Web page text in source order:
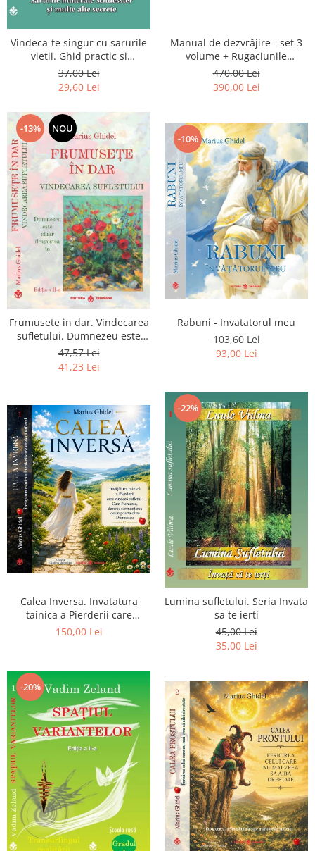
Vindeca-te singur cu sarurile
vietii. Ghid practic si
informativ. Sarurile minerale
Schuessler si multe alte
secrete
37,00 Lei
29,60 Lei
Manual de dezvrăjire - set 3
volume + Rugaciunile
Luceafarului de Dimineata -
Gratuit)
470,00 Lei
390,00 Lei
-13% NOU
Frumusete in dar. Vindecarea
sufletului. Dumnezeu este
chiar dragostea ta. Editia a 2-
a
47,57 Lei
41,23 Lei
-10%
Rabuni - Invatatorul meu
103,60 Lei
93,00 Lei
Calea Inversa. Invatatura
tainica a Pierderii care
vindeca sufletul - Cum
Dumnezeu
150,00 Lei
-22%
Lumina sufletului. Seria Invata
sa te ierti
45,00 Lei
35,00 Lei
-20%